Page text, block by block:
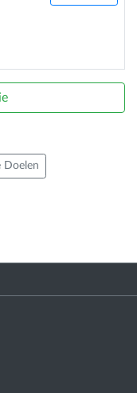
Doelen